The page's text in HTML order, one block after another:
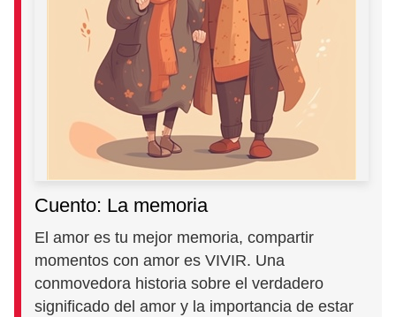
Cuento: La memoria
El amor es tu mejor memoria, compartir
momentos con amor es VIVIR. Una
conmovedora historia sobre el verdadero
significado del amor y la importancia de estar